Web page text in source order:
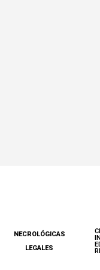
NECROLÓGICAS
LEGALES